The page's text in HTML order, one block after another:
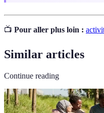
📺 Pour aller plus loin :
Similar articles
Continue reading